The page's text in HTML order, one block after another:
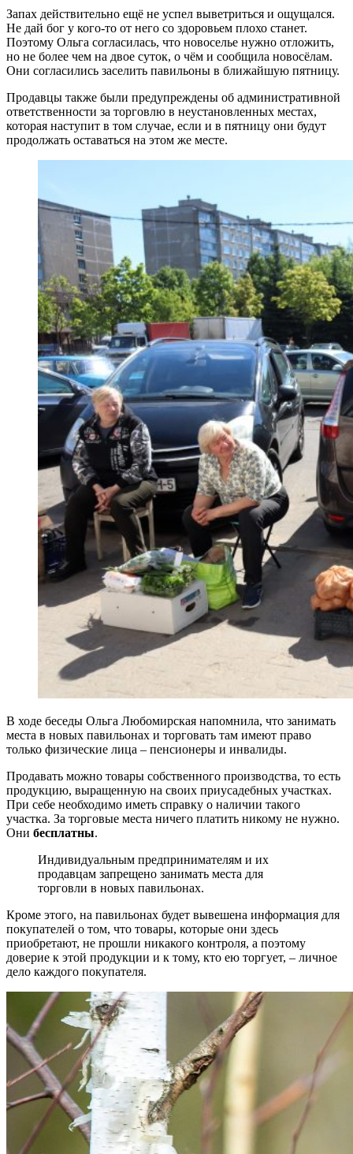
Запах действительно ещё не успел выветриться и ощущался.
Не дай бог у кого-то от него со здоровьем плохо станет.
Поэтому Ольга согласилась, что новоселье нужно отложить,
но не более чем на двое суток, о чём и сообщила новосёлам.
Они согласились заселить павильоны в ближайшую пятницу.
Продавцы также были предупреждены об административной
ответственности за торговлю в неустановленных местах,
которая наступит в том случае, если и в пятницу они будут
продолжать оставаться на этом же месте.
В ходе беседы Ольга Любомирская напомнила, что занимать
места в новых павильонах и торговать там имеют право
только физические лица – пенсионеры и инвалиды.
Продавать можно товары собственного производства, то есть
продукцию, выращенную на своих приусадебных участках.
При себе необходимо иметь справку о наличии такого
участка. За торговые места ничего платить никому не нужно.
Они бесплатны.
Индивидуальным предпринимателям и их
продавцам запрещено занимать места для
торговли в новых павильонах.
Кроме этого, на павильонах будет вывешена информация для
покупателей о том, что товары, которые они здесь
приобретают, не прошли никакого контроля, а поэтому
доверие к этой продукции и к тому, кто ею торгует, – личное
дело каждого покупателя.